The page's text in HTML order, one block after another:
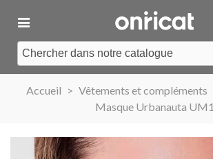
Accueil > Vêtements et compléments
Masque Urbanauta UM1